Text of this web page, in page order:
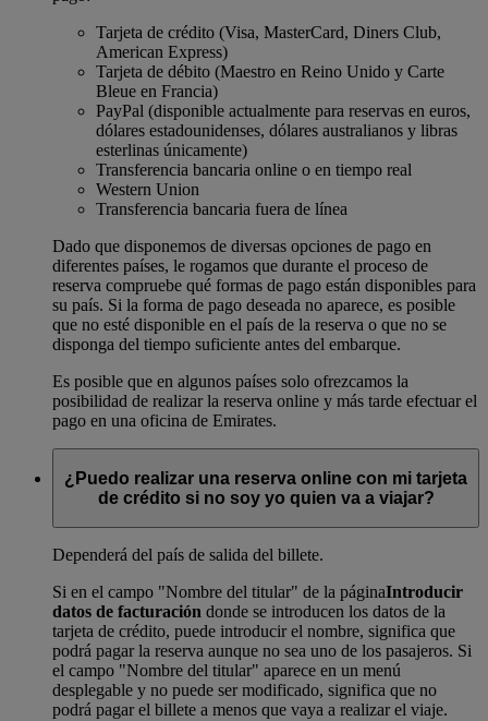
Tarjeta de crédito (Visa, MasterCard, Diners Club,
American Express)
Tarjeta de débito (Maestro en Reino Unido y Carte
Bleue en Francia)
PayPal (disponible actualmente para reservas en euros,
dólares estadounidenses, dólares australianos y libras
esterlinas únicamente)
Transferencia bancaria online o en tiempo real
Western Union
Transferencia bancaria fuera de línea
Dado que disponemos de diversas opciones de pago en
diferentes países, le rogamos que durante el proceso de
reserva compruebe qué formas de pago están disponibles para
su país. Si la forma de pago deseada no aparece, es posible
que no esté disponible en el país de la reserva o que no se
disponga del tiempo suficiente antes del embarque.
Es posible que en algunos países solo ofrezcamos la
posibilidad de realizar la reserva online y más tarde efectuar el
pago en una oficina de Emirates.
¿Puedo realizar una reserva online con mi tarjeta
de crédito si no soy yo quien va a viajar?
Dependerá del país de salida del billete.
Si en el campo "Nombre del titular" de la páginaIntroducir
datos de facturación donde se introducen los datos de la
tarjeta de crédito, puede introducir el nombre, significa que
podrá pagar la reserva aunque no sea uno de los pasajeros. Si
el campo "Nombre del titular" aparece en un menú
desplegable y no puede ser modificado, significa que no
podrá pagar el billete a menos que vaya a realizar el viaje.